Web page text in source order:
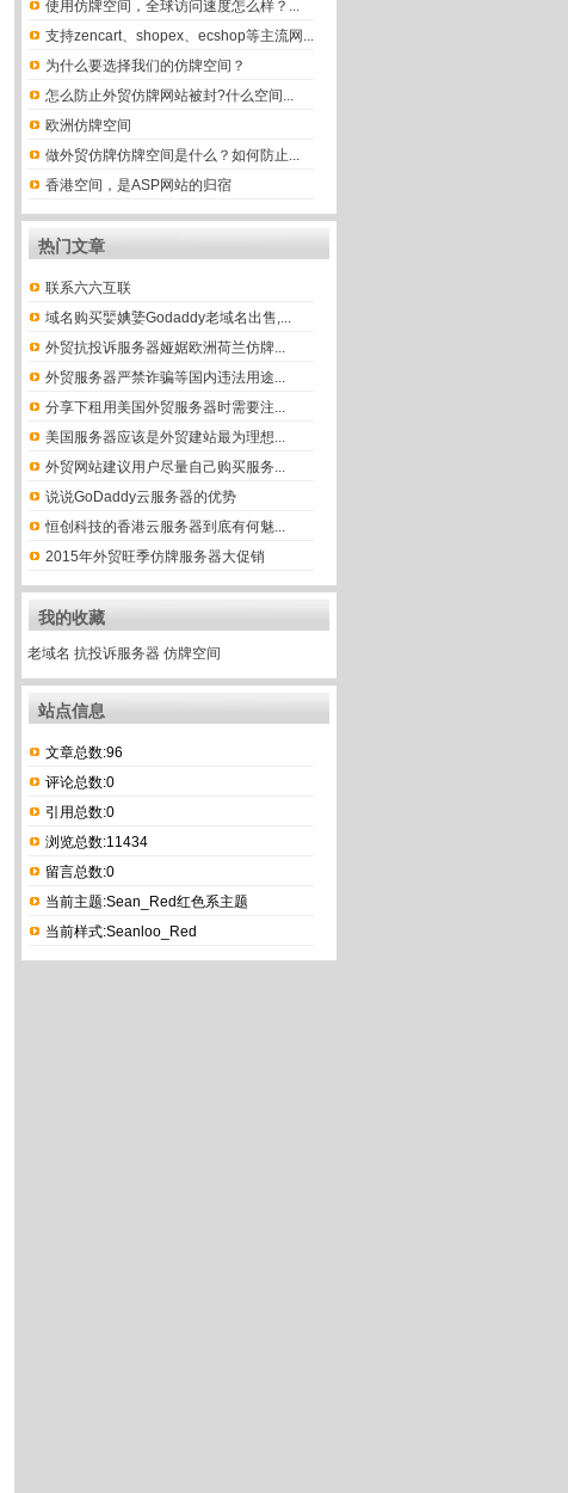
使用仿牌空间，全球访问速度怎么样？...
支持zencart、shopex、ecshop等主流网...
为什么要选择我们的仿牌空间？
怎么防止外贸仿牌网站被封?什么空间...
欧洲仿牌空间
做外贸仿牌仿牌空间是什么？如何防止...
香港空间，是ASP网站的归宿
热门文章
联系六六互联
域名购买婯婰婱Godaddy老域名出售,...
外贸抗投诉服务器娅婮欧洲荷兰仿牌...
外贸服务器严禁诈骗等国内违法用途...
分享下租用美国外贸服务器时需要注...
美国服务器应该是外贸建站最为理想...
外贸网站建议用户尽量自己购买服务...
说说GoDaddy云服务器的优势
恒创科技的香港云服务器到底有何魅...
2015年外贸旺季仿牌服务器大促销
我的收藏
老域名 抗投诉服务器 仿牌空间
站点信息
文章总数:96
评论总数:0
引用总数:0
浏览总数:11434
留言总数:0
当前主题:Sean_Red红色系主题
当前样式:Seanloo_Red